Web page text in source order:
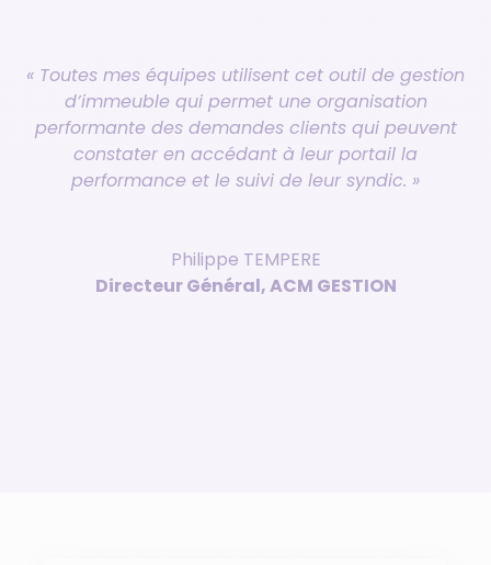
« Toutes mes équipes utilisent cet outil de gestion
d’immeuble qui permet une organisation
performante des demandes clients qui peuvent
constater en accédant à leur portail la
performance et le suivi de leur syndic. »
Philippe TEMPERE
Directeur Général, ACM GESTION